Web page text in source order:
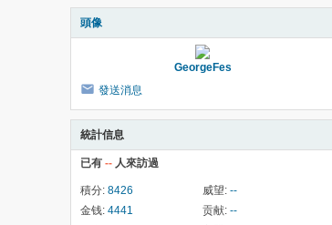
頭像
GeorgeFes
發送消息
統計信息
已有 -- 人來訪過
積分: 8426 威望: --
金钱: 4441 贡献: --